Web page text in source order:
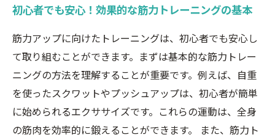
初心者でも安心！効果的な筋力トレーニングの基本
筋力アップに向けたトレーニングは、初心者でも安心し
て取り組むことができます。まずは基本的な筋力トレー
ニングの方法を理解することが重要です。例えば、自重
を使ったスクワットやプッシュアップは、初心者が簡単
に始められるエクササイズです。これらの運動は、全身
の筋肉を効率的に鍛えることができます。 また、筋力ト